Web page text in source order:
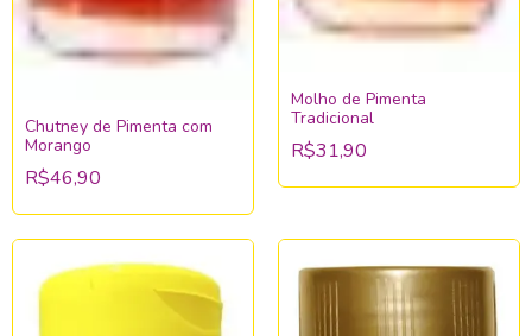
Chutney de Pimenta com
Morango
R$46,90
Molho de Pimenta
Tradicional
R$31,90